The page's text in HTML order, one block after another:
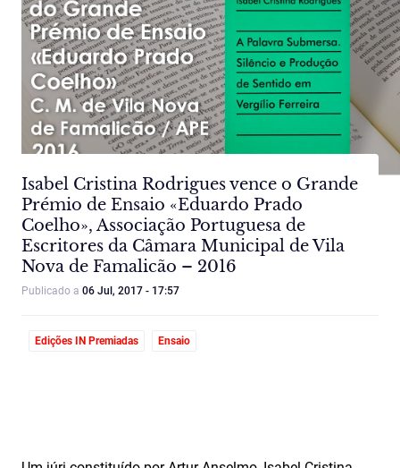
Isabel Cristina Rodrigues vence o Grande
Prémio de Ensaio «Eduardo Prado
Coelho», Associação Portuguesa de
Escritores da Câmara Municipal de Vila
Nova de Famalicão – 2016
Publicado a 06 Jul, 2017 - 17:57
Edições IN Premiadas Ensaio